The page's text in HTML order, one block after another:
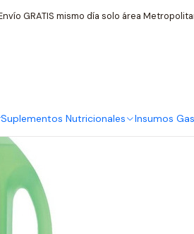
Suplementos Nutricionales Insumos
GRATIS mismo día solo área
Inicio Cuidado Personal Frosch